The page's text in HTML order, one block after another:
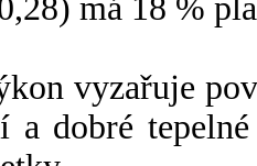
má 18 %
vyzařuje
a dobré